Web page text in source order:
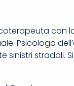
con
Psicologa
sinistri stradali.